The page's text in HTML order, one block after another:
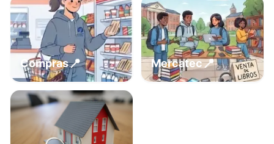
Compras📍 Mercatec📍